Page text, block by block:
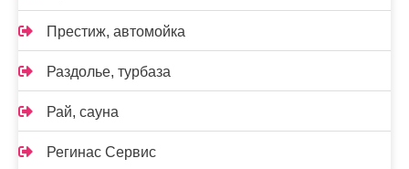
Престиж, автомойка
Раздолье, турбаза
Рай, сауна
Регинас Сервис